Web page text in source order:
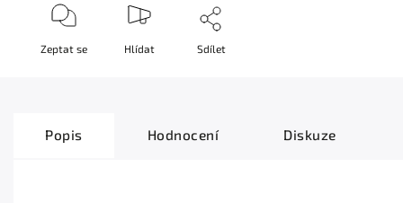
Zeptat se Hlídat Sdílet
Popis Hodnocení Diskuze